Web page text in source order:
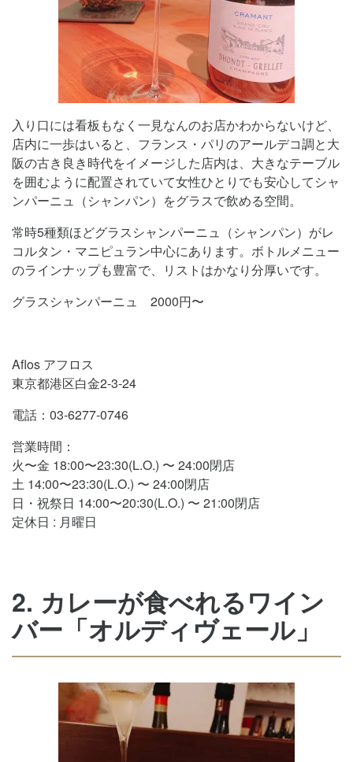
入り口には看板もなく一見なんのお店かわからないけど、
店内に一歩はいると、フランス・パリのアールデコ調と大
阪の古き良き時代をイメージした店内は、大きなテーブル
を囲むように配置されていて女性ひとりでも安心してシャ
ンパーニュ（シャンパン）をグラスで飲める空間。
常時5種類ほどグラスシャンパーニュ（シャンパン）がレ
コルタン・マニピュラン中心にあります。ボトルメニュー
のラインナップも豊富で、リストはかなり分厚いです。
グラスシャンパーニュ 2000円〜
Aflos アフロス
東京都港区白金2-3-24
電話：03-6277-0746
営業時間：
火〜金 18:00〜23:30(L.O.) 〜 24:00閉店
土 14:00〜23:30(L.O.) 〜 24:00閉店
日・祝祭日 14:00〜20:30(L.O.) 〜 21:00閉店
定休日 : 月曜日
2. カレーが食べれるワイン
バー「オルディヴェール」